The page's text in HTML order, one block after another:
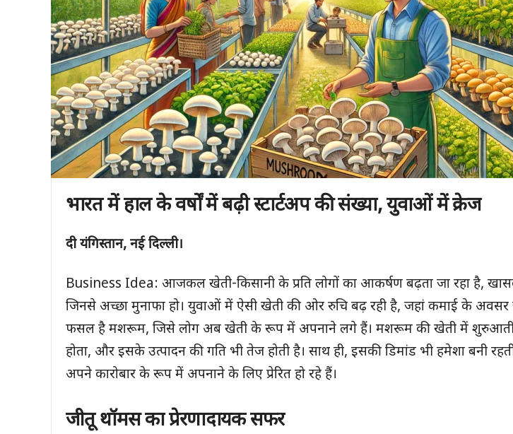
भारत में हाल के वर्षों में बढ़ी स्टार्टअप की संख्या, युवाओं में क्रेज
दी यंगिस्तान, नई दिल्ली।
Business Idea: आजकल खेती-किसानी के प्रति लोगों का आकर्षण बढ़ता जा रहा है,
जिनसे अच्छा मुनाफा हो। युवाओं में ऐसी खेती की ओर रुचि बढ़ रही है, जहां कमाई के अवसर
फसल है मशरूम, जिसे लोग अब खेती के रूप में अपनाने लगे हैं। मशरूम की खेती में शुरुआती
होता, और इसके उत्पादन की गति भी तेज होती है। साथ ही, इसकी डिमांड भी हमेशा बनी
अपने कारोबार के रूप में अपनाने के लिए प्रेरित हो रहे हैं।
जीतू थॉमस का प्रेरणादायक सफर